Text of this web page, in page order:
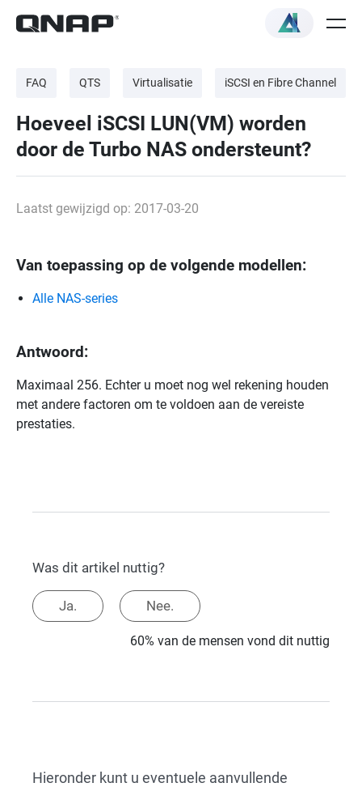
FAQ QTS Virtualisatie iSCSI en Fibre Channel
Hoeveel iSCSI LUN(VM) worden
door de Turbo NAS ondersteunt?
Laatst gewijzigd op: 2017-03-20
Van toepassing op de volgende modellen:
Alle NAS-series
Antwoord:
Maximaal 256. Echter u moet nog wel rekening houden
met andere factoren om te voldoen aan de vereiste
prestaties.
Was dit artikel nuttig?
Ja. Nee.
60% van de mensen vond dit nuttig
Hieronder kunt u eventuele aanvullende